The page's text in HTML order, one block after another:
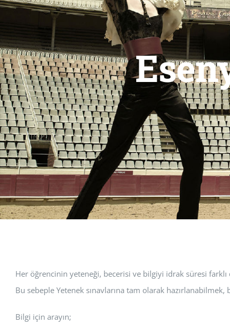
Her öğrencinin yeteneği, becerisi ve bilgiyi idrak süresi
Bu sebeple Yetenek sınavlarına tam olarak
Bilgi için arayın;